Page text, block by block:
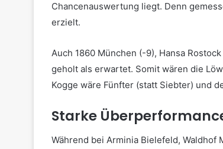
Chancenauswertung liegt. Denn
erzielt.
Auch 1860 München (-9), Hansa
geholt als erwartet. Somit wären die
Kogge wäre Fünfter (statt Siebter) und
Starke
Während bei Arminia Bielefeld, Waldhof